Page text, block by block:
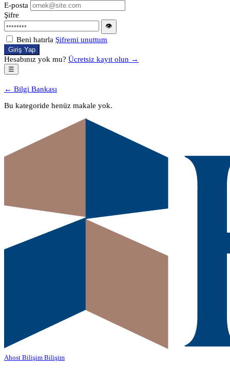
E-posta
Şifre
👁
Beni hatırla Şifremi unuttum
Giriş Yap
Hesabınız yok mu? Ücretsiz kayıt olun →
☰
← Bilgi Bankası
Bu kategoride henüz makale yok.
Ahost Bilişim Bilişim